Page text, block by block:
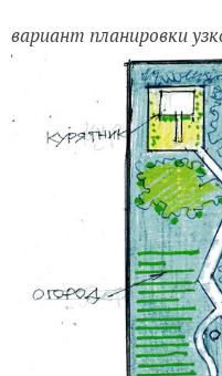
вариант планировки